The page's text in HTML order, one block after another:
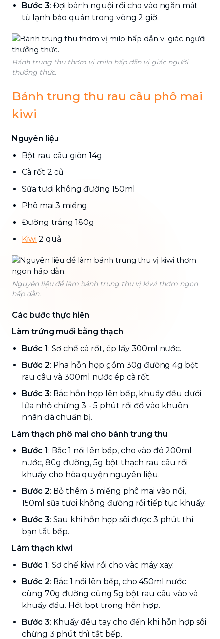
Bước 3: Đợi bánh nguội rồi cho vào ngăn mát
tủ lạnh bảo quản trong vòng 2 giờ.
Bánh trung thu thơm vị milo hấp dẫn vị giác người
thưởng thức.
Bánh trung thu rau câu phô mai
kiwi
Nguyên liệu
Bột rau câu giòn 14g
Cà rốt 2 củ
Sữa tươi không đường 150ml
Phô mai 3 miếng
Đường trắng 180g
Kiwi 2 quả
Nguyên liệu để làm bánh trung thu vị kiwi thơm ngon
hấp dẫn.
Các bước thực hiện
Làm trứng muối bằng thạch
Bước 1: Sơ chế cà rốt, ép lấy 300ml nước.
Bước 2: Pha hỗn hợp gồm 30g đường 4g bột
rau câu và 300ml nước ép cà rốt.
Bước 3: Bắc hỗn hợp lên bếp, khuấy đều dưới
lửa nhỏ chừng 3 - 5 phút rồi đổ vào khuôn
nhân đã chuẩn bị.
Làm thạch phô mai cho bánh trung thu
Bước 1: Bắc 1 nồi lên bếp, cho vào đó 200ml
nước, 80g đường, 5g bột thạch rau câu rồi
khuấy cho hòa quyện nguyên liệu.
Bước 2: Bỏ thêm 3 miếng phô mai vào nồi,
150ml sữa tươi không đường rồi tiếp tục khuấy.
Bước 3: Sau khi hỗn hợp sôi được 3 phút thì
bạn tắt bếp.
Làm thạch kiwi
Bước 1: Sơ chế kiwi rồi cho vào máy xay.
Bước 2: Bắc 1 nồi lên bếp, cho 450ml nước
cùng 70g đường cùng 5g bột rau câu vào và
khuấy đều. Hớt bọt trong hỗn hợp.
Bước 3: Khuấy đều tay cho đến khi hỗn hợp sôi
chừng 3 phút thì tắt bếp.